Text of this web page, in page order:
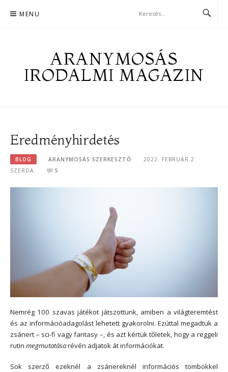
MENU
ARANYMOSÁS
IRODALMI MAGAZIN
Eredményhirdetés
BLOG ARANYMOSÁS SZERKESZTŐ
2022. FEBRUÁR 2.
SZERDA
5
Nemrég 100 szavas játékot játszottunk, amiben a világteremtést
és az információadagolást lehetett gyakorolni. Ezúttal megadtuk a
zsánert – sci-fi vagy fantasy –, és azt kértük tőletek, hogy a reggeli
rutin megmutatásarévén adjatok át információkat.
Sok szerző ezeknél a zsánereknél információs tömbökkel